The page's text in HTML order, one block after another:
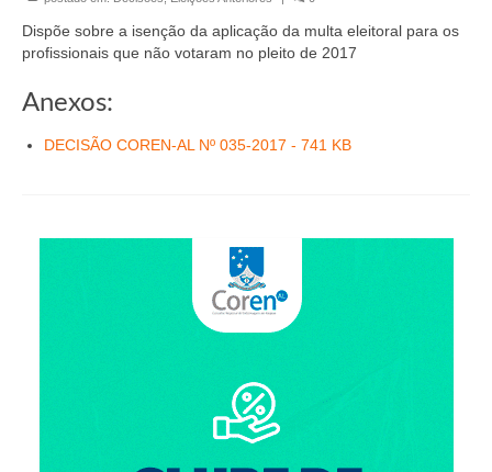
Conselheiros e Diretoria
Carta de Serviços ao Cidadão
Eleições Triênio 2027-2029
Eleições Anteriores
Dispõe sobre a isenção da aplicação da multa eleitoral para os
profissionais que não votaram no pleito de 2017
Anexos:
DECISÃO COREN-AL Nº 035-2017 - 741 KB